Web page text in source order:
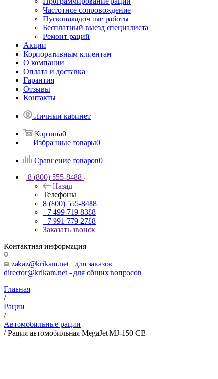
Частотное сопровождение
Пусконаладочные работы
Бесплатный выезд специалиста
Ремонт раций
Акции
Корпоративным клиентам
О компании
Оплата и доставка
Гарантия
Отзывы
Контакты
Личный кабинет
Корзина0
Избранные товары0
Сравнение товаров0
8 (800) 555-8488
Назад
Телефоны
8 (800) 555-8488
+7 499 719 8388
+7 991 779 2788
Заказать звонок
Контактная информация
zakaz@krikam.net - для заказов
director@krikam.net - для общих вопросов
Главная
/
Рации
/
Автомобильные рации
/Рация автомобильная MegaJet MJ-150 СВ